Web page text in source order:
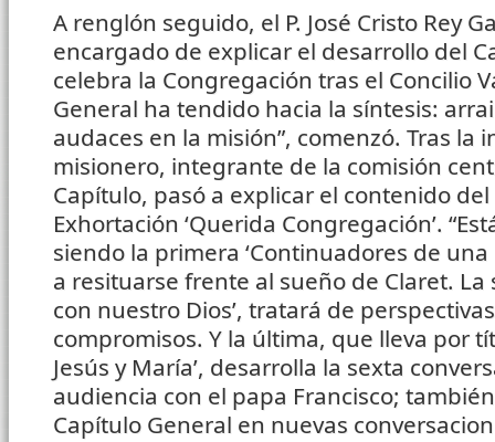
A renglón seguido, el P. José Cristo Rey
encargado de explicar el desarrollo del
celebra la Congregación tras el Concilio
General ha tendido hacia la síntesis:
audaces en la misión”, comenzó. Tras la
misionero, integrante de la comisión
Capítulo, pasó a explicar el contenido
Exhortación ‘Querida Congregación’.
siendo la primera ‘Continuadores de
a resituarse frente al sueño de Claret. La
con nuestro Dios’, tratará de
compromisos. Y la última, que lleva por
Jesús y María’, desarrolla la sexta
audiencia con el papa Francisco;
Capítulo General en nuevas